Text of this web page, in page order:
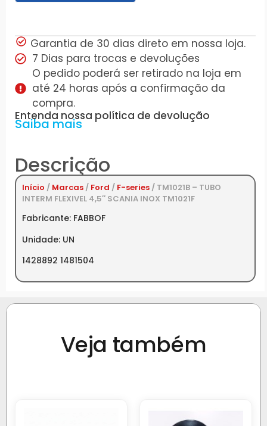
Garantia de 30 dias direto em nossa loja.
7 Dias para trocas e devoluções
O pedido poderá ser retirado na loja em
até 24 horas após a confirmação da
compra.
Entenda nossa política de devolução
Saiba mais
Descrição
Início / Marcas / Ford / F-series / TM1021B – TUBO
INTERM FLEXIVEL 4,5″ SCANIA INOX TM1021F
Fabricante: FABBOF
Unidade: UN
1428892 1481504
Veja também